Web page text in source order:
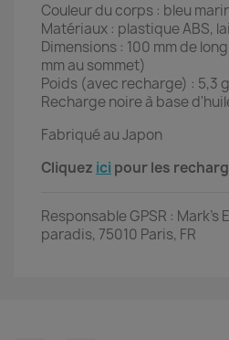
Couleur du corps : bleu
Matériaux : plastique ABS,
Dimensions : 100 mm de
mm au sommet)
Poids (avec recharge) : 5,3 g
Recharge noire à base
Fabriqué au Japon
Cliquez ici pour les
Responsable GPSR : Mark's
paradis, 75010 Paris, FR